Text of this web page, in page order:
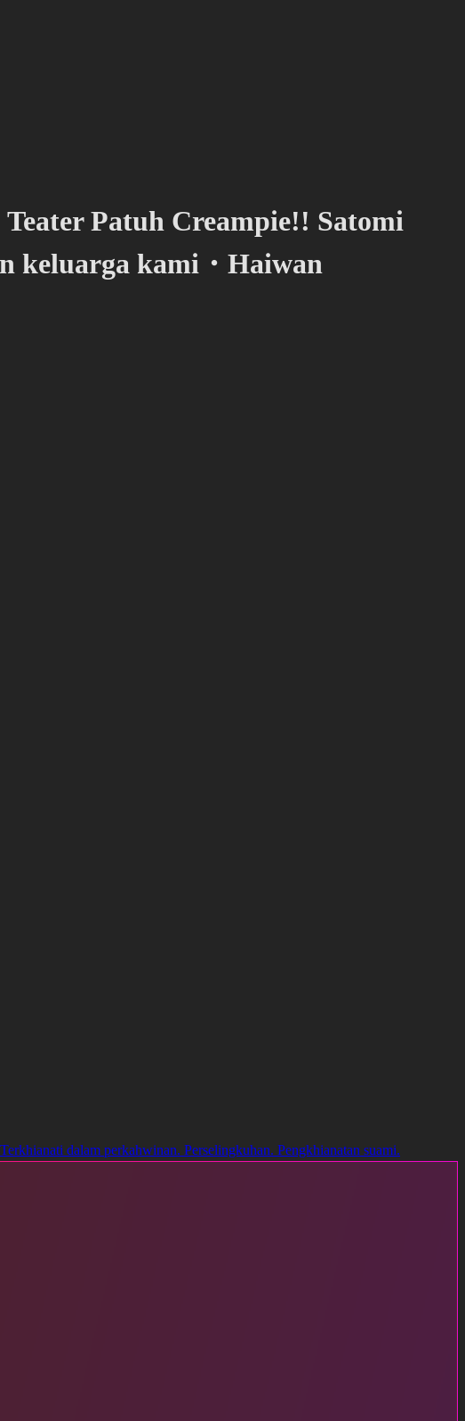
Patuh Creampie!! Satomi
keluarga kami・Haiwan
Terkhianati dalam perkahwinan. Perselingkuhan. Pengkhianatan suami.